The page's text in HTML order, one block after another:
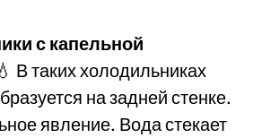
с капельной
💧 В таких холодильниках
на задней стенке.
явление. Вода стекает